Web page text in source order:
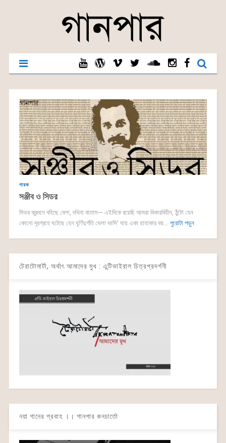
গায়ক
সঞ্জীব ও সিডর
সিডর ক্রন্দনে বহিছে বেলা, দখিনা বাতাস— এইদিকে রয়েছি আমরা বিকারবিহীন, ঠুঁটো যেন
কোনো দূরগ্রহে ঘটেছে হেন ঘূর্ণিদুর্গতি ভেলা ভাসি’ যায় একা হাহাকার বয়... পুরোটা পড়ুন
টেরাটোমার্টা, অর্থাৎ আমাদের মুখ : এন্টিভাইরাল চিত্রপ্রদর্শনী
নয়া গানের প্রবাহ ।। গানপার কনচার্তো